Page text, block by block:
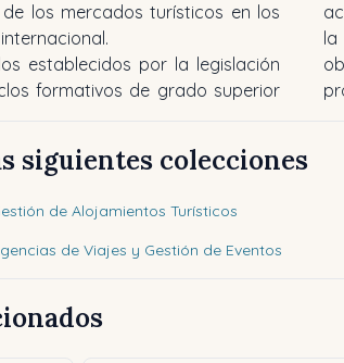
los mercados turísticos en los
establecidos por la legislación
formativos de grado superior
la
para alumnos como para
siguientes colecciones
de Alojamientos Turísticos
de Viajes y Gestión de Eventos